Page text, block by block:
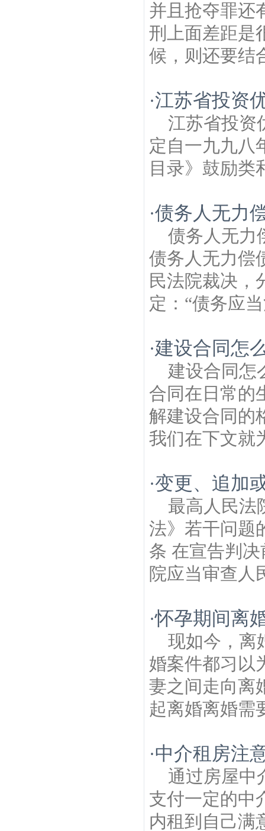
并且抢夺罪还
刑上面差距是
候，则还要结
·江苏省投资
江苏省投资
定自一九九八
目录》鼓励类
·债务人无力
债务人无力
债务人无力偿
民法院裁决，
定：“债务应
·建设合同怎
建设合同怎
合同在日常的
解建设合同的
我们在下文就
·变更、追加
最高人民法
法》若干问题
条 在宣告判
院应当审查人
·怀孕期间离
现如今，离
婚案件都习以
妻之间走向离
起离婚离婚需
·中介租房注
通过房屋中
支付一定的中
内租到自己满